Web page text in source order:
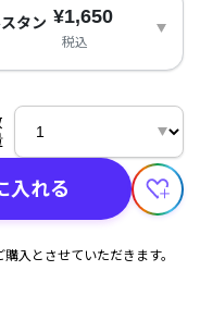
タン ¥1,650
税込
入れる
入とさせていただきます。